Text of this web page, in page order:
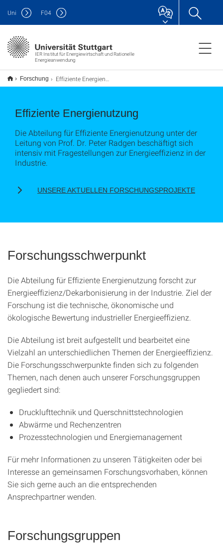
IER Institut für Energiewirtschaft und Rationelle
Energieanwendung
Uni F04
Forschung Effiziente Energienutzung
Effiziente Energienutzung
Die Abteilung für Effiziente Energienutzung unter der
Leitung von Prof. Dr. Peter Radgen beschäftigt sich
intensiv mit Fragestellungen zur Energieeffizienz in der
Industrie.
UNSERE AKTUELLEN FORSCHUNGSPROJEKTE
Forschungsschwerpunkt
Die Abteilung für Effiziente Energienutzung forscht zur
Energieeffizienz/Dekarbonisierung in der Industrie. Ziel der
Forschung ist die technische, ökonomische und
ökologische Bewertung industrieller Energieeffizienz.
Die Abteilung ist breit aufgestellt und bearbeitet eine
Vielzahl an unterschiedlichen Themen der Energieeffizienz.
Die Forschungsschwerpunkte finden sich zu folgenden
Themen, nach denen auch unserer Forschungsgruppen
gegliedert sind:
Drucklufttechnik und Querschnittstechnologien
Abwärme und Rechenzentren
Prozesstechnologien und Energiemanagement
Für mehr Informationen zu unseren Tätigkeiten oder bei
Interesse an gemeinsamen Forschungsvorhaben, können
Sie sich gerne auch an die entsprechenden
Ansprechpartner wenden.
Forschungsgruppen